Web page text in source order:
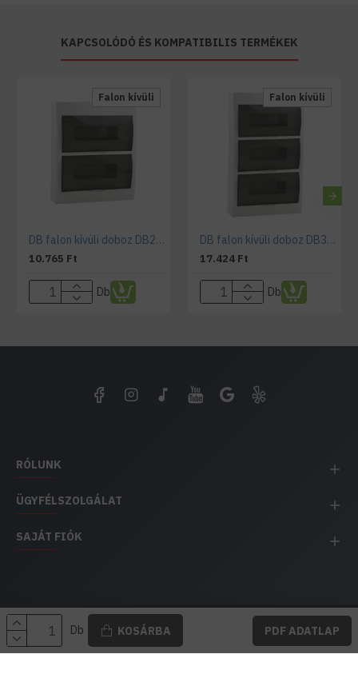
Db KOSÁRBA PDF ADATLAP
KAPCSOLÓDÓ ÉS KOMPATIBILIS TERMÉKEK
Falon kívüli
DB falon kívüli doboz DB212S 2X12P/SMD
10.765 Ft
Db
Falon kívüli
DB falon kívüli doboz DB312S 3x12P/SMD
17.424 Ft
Db
RÓLUNK
ÜGYFÉLSZOLGÁLAT
SAJÁT FIÓK
EH IMPEX / Copyright © 1991-2025 Energia Háza